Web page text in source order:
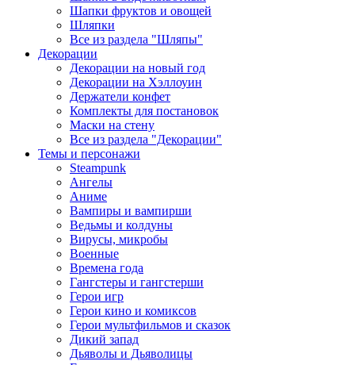
Шапки фруктов и овощей
Шляпки
Все из раздела "Шляпы"
Декорации
Декорации на новый год
Декорации на Хэллоуин
Держатели конфет
Комплекты для постановок
Маски на стену
Все из раздела "Декорации"
Темы и персонажи
Steampunk
Ангелы
Аниме
Вампиры и вампирши
Ведьмы и колдуны
Вирусы, микробы
Военные
Времена года
Гангстеры и гангстерши
Герои игр
Герои кино и комиксов
Герои мультфильмов и сказок
Дикий запад
Дьяволы и Дьяволицы